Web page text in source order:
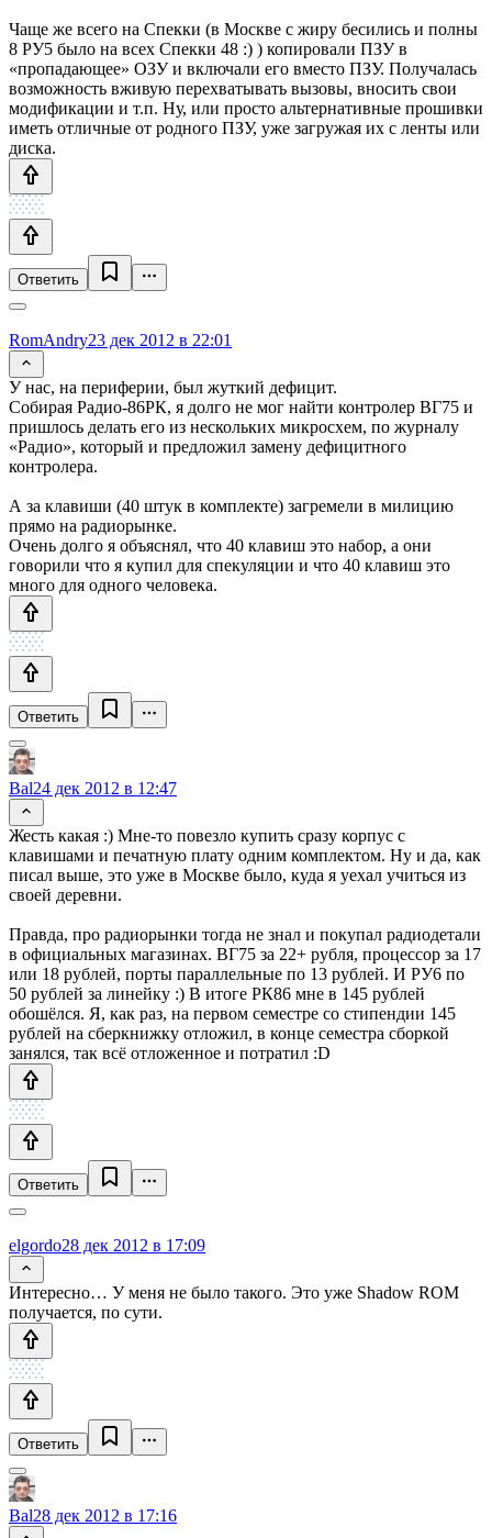
Чаще же всего на Спекки (в Москве с жиру бесились и полны
8 РУ5 было на всех Спекки 48 :) ) копировали ПЗУ в
«пропадающее» ОЗУ и включали его вместо ПЗУ. Получалась
возможность вживую перехватывать вызовы, вносить свои
модификации и т.п. Ну, или просто альтернативные прошивки
иметь отличные от родного ПЗУ, уже загружая их с ленты или
диска.
Ответить
RomAndry23 дек 2012 в 22:01
У нас, на периферии, был жуткий дефицит.
Собирая Радио-86РК, я долго не мог найти контролер ВГ75 и
пришлось делать его из нескольких микросхем, по журналу
«Радио», который и предложил замену дефицитного
контролера.
А за клавиши (40 штук в комплекте) загремели в милицию
прямо на радиорынке.
Очень долго я объяснял, что 40 клавиш это набор, а они
говорили что я купил для спекуляции и что 40 клавиш это
много для одного человека.
Ответить
Bal24 дек 2012 в 12:47
Жесть какая :) Мне-то повезло купить сразу корпус с
клавишами и печатную плату одним комплектом. Ну и да, как
писал выше, это уже в Москве было, куда я уехал учиться из
своей деревни.
Правда, про радиорынки тогда не знал и покупал радиодетали
в официальных магазинах. ВГ75 за 22+ рубля, процессор за 17
или 18 рублей, порты параллельные по 13 рублей. И РУ6 по
50 рублей за линейку :) В итоге РК86 мне в 145 рублей
обошёлся. Я, как раз, на первом семестре со стипендии 145
рублей на сберкнижку отложил, в конце семестра сборкой
занялся, так всё отложенное и потратил :D
Ответить
elgordo28 дек 2012 в 17:09
Интересно… У меня не было такого. Это уже Shadow ROM
получается, по сути.
Ответить
Bal28 дек 2012 в 17:16